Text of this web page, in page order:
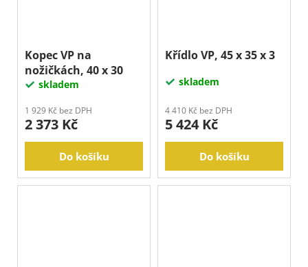
Kopec VP na
nožičkách, 40 x 30
skladem
1 929 Kč bez DPH
2 373 Kč
Do košíku
Křídlo VP, 45 x 35 x 3
skladem
4 410 Kč bez DPH
5 424 Kč
Do košíku